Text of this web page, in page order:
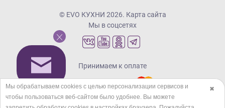
© EVO КУХНИ 2026. Карта сайта
Мы в соцсетях
Принимаем к оплате
Кредиты и рассрочка
✖
Мы обрабатываем cookies с целью персонализации сервисов и
чтобы пользоваться веб-сайтом было удобнее. Вы можете